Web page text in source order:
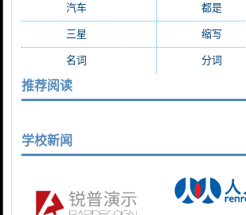
汽车(999) 都是
三星 缩写
名词 分词
推荐阅读
学校新闻